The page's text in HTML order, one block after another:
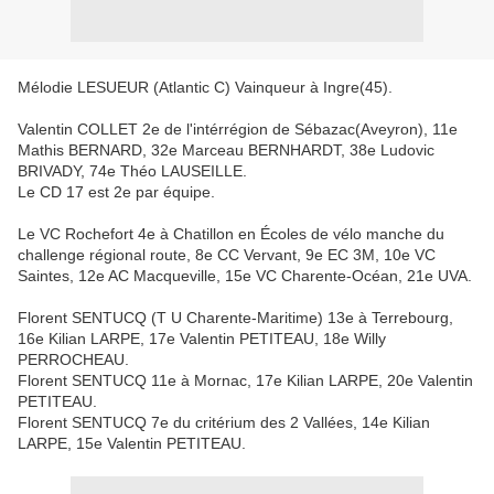
Mélodie LESUEUR (Atlantic C) Vainqueur à Ingre(45).
Valentin COLLET 2e de l'intérrégion de Sébazac(Aveyron), 11e
Mathis BERNARD, 32e Marceau BERNHARDT, 38e Ludovic
BRIVADY, 74e Théo LAUSEILLE.
Le CD 17 est 2e par équipe.
Le VC Rochefort 4e à Chatillon en Écoles de vélo manche du
challenge régional route, 8e CC Vervant, 9e EC 3M, 10e VC
Saintes, 12e AC Macqueville, 15e VC Charente-Océan, 21e UVA.
Florent SENTUCQ (T U Charente-Maritime) 13e à Terrebourg,
16e Kilian LARPE, 17e Valentin PETITEAU, 18e Willy
PERROCHEAU.
Florent SENTUCQ 11e à Mornac, 17e Kilian LARPE, 20e Valentin
PETITEAU.
Florent SENTUCQ 7e du critérium des 2 Vallées, 14e Kilian
LARPE, 15e Valentin PETITEAU.